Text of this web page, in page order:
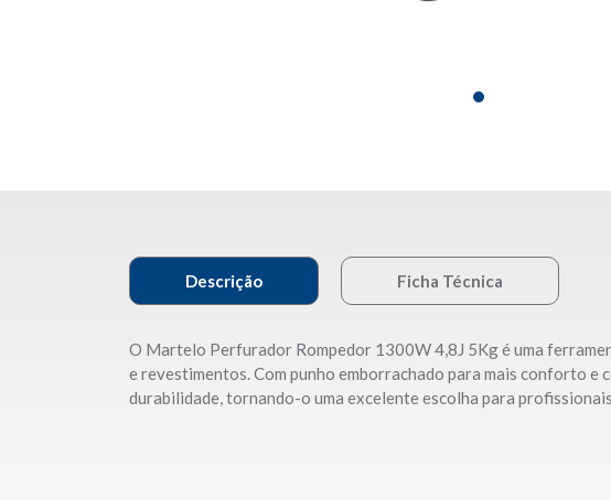
Descrição Ficha Técnica
O Martelo Perfurador Rompedor 1300W 4,8J 5Kg é uma
e revestimentos. Com punho emborrachado para mais conforto
durabilidade, tornando-o uma excelente escolha para